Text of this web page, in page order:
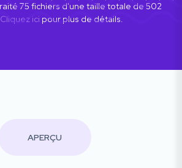
75 fichiers d'une taille totale de 502
Cliquez ici pour plus de détails.
APERÇU